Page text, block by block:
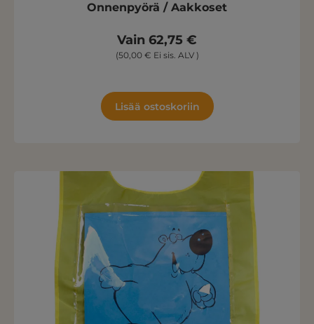
Onnenpyörä / Aakkoset
Vain 62,75 €
(50,00 € Ei sis. ALV )
Lisää ostoskoriin